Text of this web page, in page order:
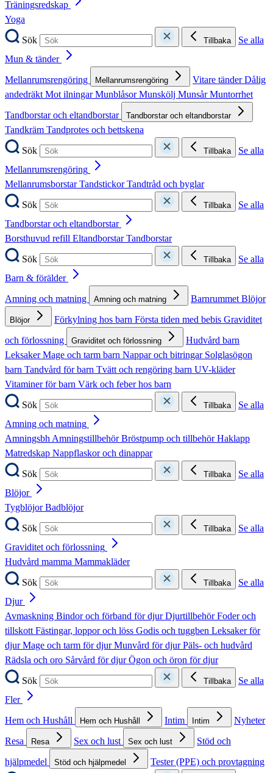
Träningsredskap
Yoga
Sök
Tillbaka
Se alla
Mun & tänder
Mellanrumsrengöring
Mellanrumsrengöring Vitare tänderDålig
andedräktMot ilningarMunblåsorMunskölj MunsårMuntorrhet
Tandborstar och eltandborstar
Tandborstar och eltandborstar
Tandkräm Tandprotes och bettskena
Sök
Tillbaka
Se alla
Mellanrumsrengöring
MellanrumsborstarTandstickorTandtråd och byglar
Sök
Tillbaka
Se alla
Tandborstar och eltandborstar
Borsthuvud refill EltandborstarTandborstar
Sök
Tillbaka
Se alla
Barn & förälder
Amning och matning
Amning och matning BarnrummetBlöjor
Blöjor Förkylning hos barn Första tiden med bebis Graviditet
och förlossning
Graviditet och förlossning
Hudvård barn
LeksakerMage och tarm barn Nappar och bitringar Solglasögon
barn Tandvård för barn Tvätt och rengöring barn UV-kläder
Vitaminer för barn Värk och feber hos barn
Sök
Tillbaka
Se alla
Amning och matning
AmningsbhAmningstillbehörBröstpump och tillbehörHaklapp
Matredskap Nappflaskor och dinappar
Sök
Tillbaka
Se alla
Blöjor
TygblöjorBadblöjor
Sök
Tillbaka
Se alla
Graviditet och förlossning
Hudvård mamma Mammakläder
Sök
Tillbaka
Se alla
Djur
Avmaskning Bindor och förband för djurDjurtillbehörFoder och
tillskottFästingar, loppor och löss Godis och tuggben Leksaker för
djurMage och tarm för djurMunvård för djurPäls- och hudvård
Rädsla och oro Sårvård för djurÖgon och öron för djur
Sök
Tillbaka
Se alla
Fler
Hem och Hushåll
Hem och Hushåll Intim Intim
Nyheter
Resa
Resa Sex och lust Sex och lust
Stöd och
hjälpmedel
Stöd och hjälpmedel
Tester (PPE) och provtagning